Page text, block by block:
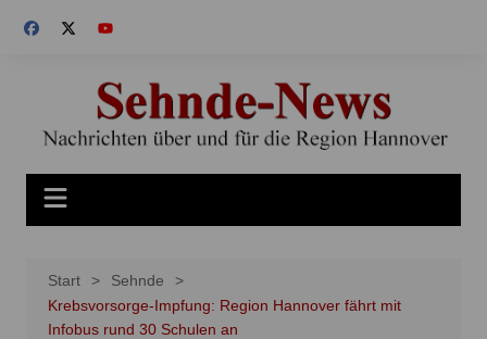
Inhalt
Start
Sehnde
Krebsvorsorge-Impfung: Region Hannover fährt mit
Infobus rund 30 Schulen an